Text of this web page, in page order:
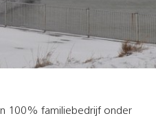
100% familiebedrijf onder